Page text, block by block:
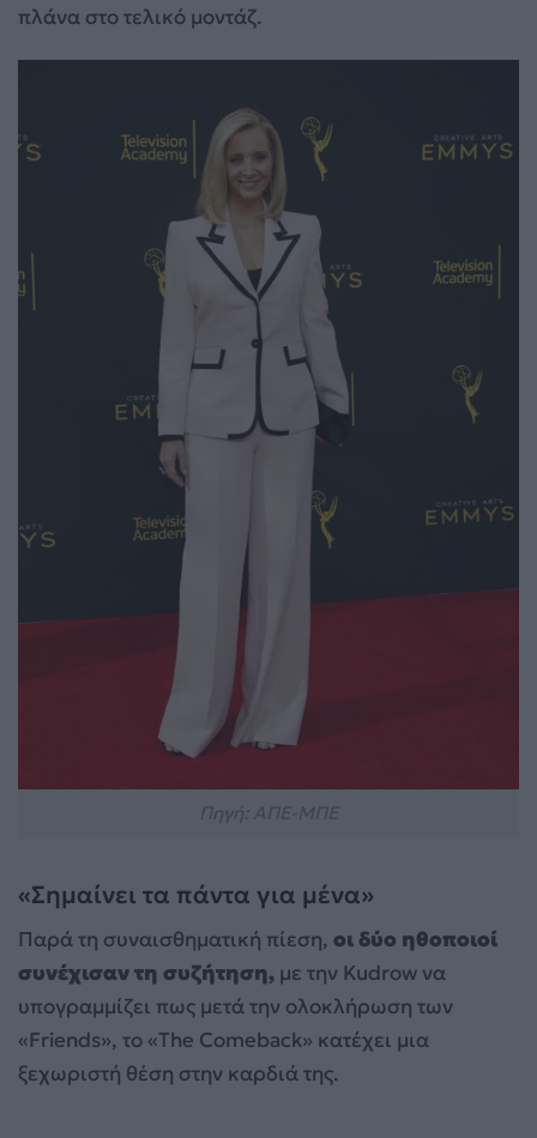
πλάνα στο τελικό μοντάζ.
«Σημαίνει τα πάντα για μένα»
Παρά τη συναισθηματική πίεση, οι δύο ηθοποιοί
συνέχισαν τη συζήτηση, με την Kudrow να
υπογραμμίζει πως μετά την ολοκλήρωση των
«Friends», το «The Comeback» κατέχει μια
ξεχωριστή θέση στην καρδιά της.